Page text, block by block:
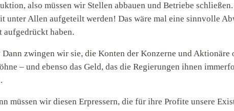
also müssen wir Stellen abbauen und Betriebe
unter Allen aufgeteilt werden! Das wäre mal eine sinnvolle
aufgedrückt haben.
zwingen wir sie, die Konten der Konzerne und
– und ebenso das Geld, das die Regierungen ihnen
müssen wir diesen Erpressern, die für ihre Profite unsere